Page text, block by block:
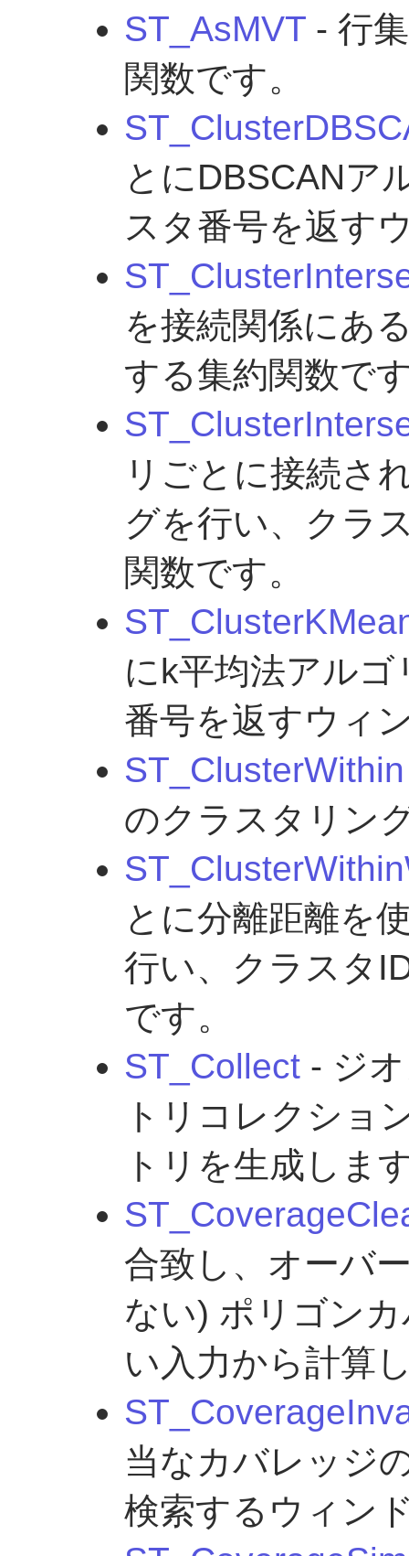
ST_AsMVT - 行
関数です。
とにDBSCANア
スタ番号を返す
を接続関係にあ
する集約関数で
リごとに接続さ
グを行い、クラ
関数です。
にk平均法アル
番号を返すウィ
ST_ClusterWithin
のクラスタリン
とに分離距離を
行い、クラスタ
です。
ST_Collect - ジ
トリコレクショ
トリを生成しま
合致し、オーバ
ない) ポリゴン
い入力から計算
当なカバレッジ
検索するウィン